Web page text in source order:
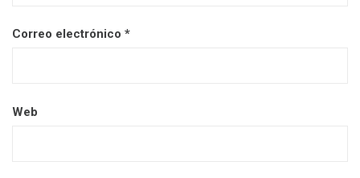
Correo electrónico *
Web